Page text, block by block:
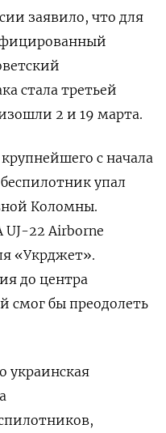
заявило, что для
стала третьей
2 и 19 марта.
с начала
упал
Коломны.
22 Airborne
«Укрджет».
до центра
смог бы преодолеть
украинская